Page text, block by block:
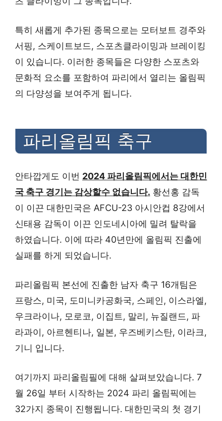
특히 새롭게 추가된 종목으로는 모터보트 경주와
서핑, 스케이트보드, 스포츠클라이밍과 브레이킹
이 있습니다. 이러한 종목들은 다양한 스포츠와
문화적 요소를 포함하여 파리에서 열리는 올림픽
의 다양성을 보여주게 됩니다.
파리올림픽 축구
안타깝게도 이번 2024 파리올림픽에서는 대한민
국 축구 경기는 감상할수 없습니다. 황선홍 감독
이 이끈 대한민국은 AFCU-23 아시안컵 8강에서
신태용 감독이 이끈 인도네시아에 밀려 탈락을
하였습니다. 이에 따라 40년만에 올림픽 진출에
실패를 하게 되었습니다.
파리올림픽 본선에 진출한 남자 축구 16개팀은
프랑스, 미국, 도미니카공화국, 스페인, 이스라엘,
우크라이나, 모로코, 이집트, 말리, 뉴질랜드, 파
라과이, 아르헨티나, 일본, 우즈베키스탄, 이라크,
기니 입니다.
여기까지 파리올림필에 대해 살펴보았습니다. 7
월 26일 부터 시작하는 2024 파리 올림픽에는
32가지 종목이 진행됩니다. 대한민국의 첫 경기